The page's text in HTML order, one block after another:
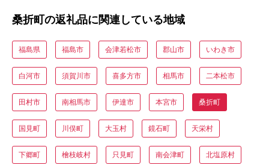
桑折町の返礼品に関連している地域
福島県 福島市 会津若松市 郡山市 いわき市
白河市 須賀川市 喜多方市 相馬市 二本松市
田村市 南相馬市 伊達市 本宮市 桑折町
国見町 川俣町 大玉村 鏡石町 天栄村
下郷町 檜枝岐村 只見町 南会津町 北塩原村